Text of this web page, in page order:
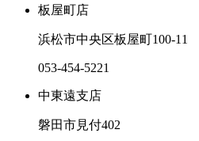
板屋町店
浜松市中央区板屋町100-11
053-454-5221
中東遠支店
磐田市見付402